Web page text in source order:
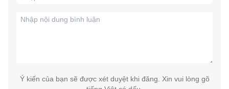
Ý kiến của bạn sẽ được xét duyệt khi đăng. Xin vui lòng gõ